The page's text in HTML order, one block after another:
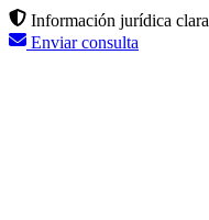
Información jurídica clara
Enviar consulta